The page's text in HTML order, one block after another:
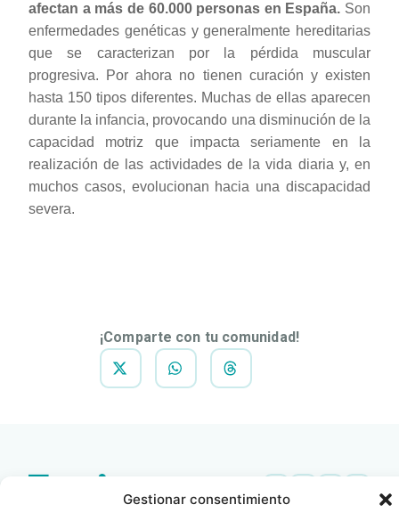
Gestionar consentimiento
afectan a más de 60.000 personas en España. Son
enfermedades genéticas y generalmente hereditarias
que se caracterizan por la pérdida muscular
progresiva. Por ahora no tienen curación y existen
hasta 150 tipos diferentes. Muchas de ellas aparecen
durante la infancia, provocando una disminución de la
capacidad motriz que impacta seriamente en la
realización de las actividades de la vida diaria y, en
muchos casos, evolucionan hacia una discapacidad
severa.
¡Comparte con tu comunidad!